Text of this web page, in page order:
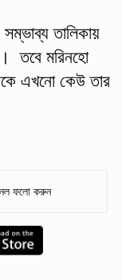
তালিকায়
তবে মরিনহো
এখনো কেউ তার
ফলো করুন